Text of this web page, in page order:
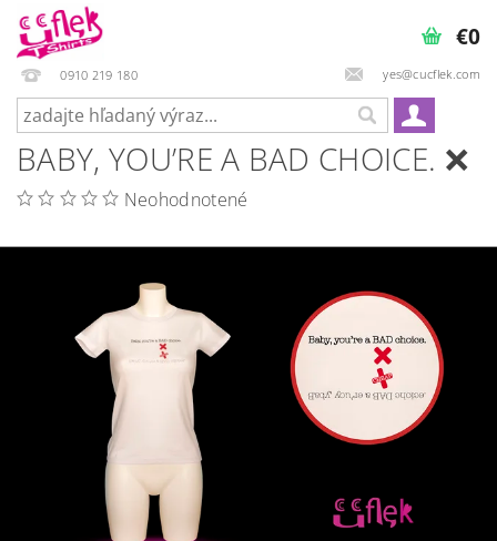
0910 219 180 yes@cucflek.com
€0
BABY, YOU’RE A BAD CHOICE. ❌
Neohodnotené